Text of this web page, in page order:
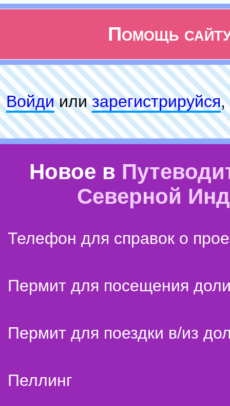
Помощь
Войдиилизарeгиcтpируйся,
Новое в
Северной
Телефон для справок о
Пермит для посещения
Пермит для поездки в/из
Пеллинг